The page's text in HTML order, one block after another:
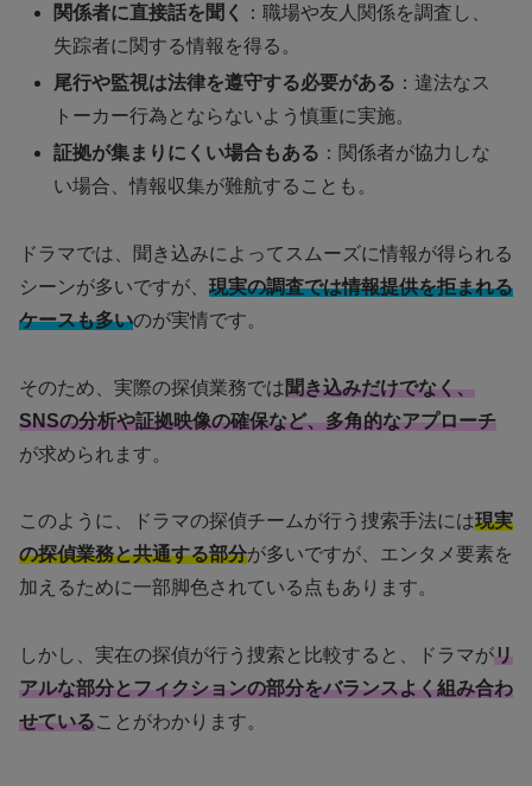
関係者に直接話を聞く
：職場や友人関係を調査し、
失踪者に関する情報を得る。
尾行や監視は法律を遵守する必要がある ：違法なス
トーカー行為とならないよう慎重に実施。
証拠が集まりにくい場合もある ：関係者が協力しな
い場合、情報収集が難航することも。
ドラマでは、聞き込みによってスムーズに情報が得られる
シーンが多いですが、 現実の調査では情報提供を拒まれる
ケースも多いのが実情です。
そのため、実際の探偵業務では聞き込みだけでなく、
SNSの分析や証拠映像の確保など、多角的なアプローチ
が求められます。
このように、ドラマの探偵チームが行う捜索手法には現実
の探偵業務と共通する部分が多いですが、エンタメ要素を
加えるために一部脚色されている点もあります。
しかし、実在の探偵が行う捜索と比較すると、ドラマがリ
アルな部分とフィクションの部分をバランスよく組み合わ
せていることがわかります。